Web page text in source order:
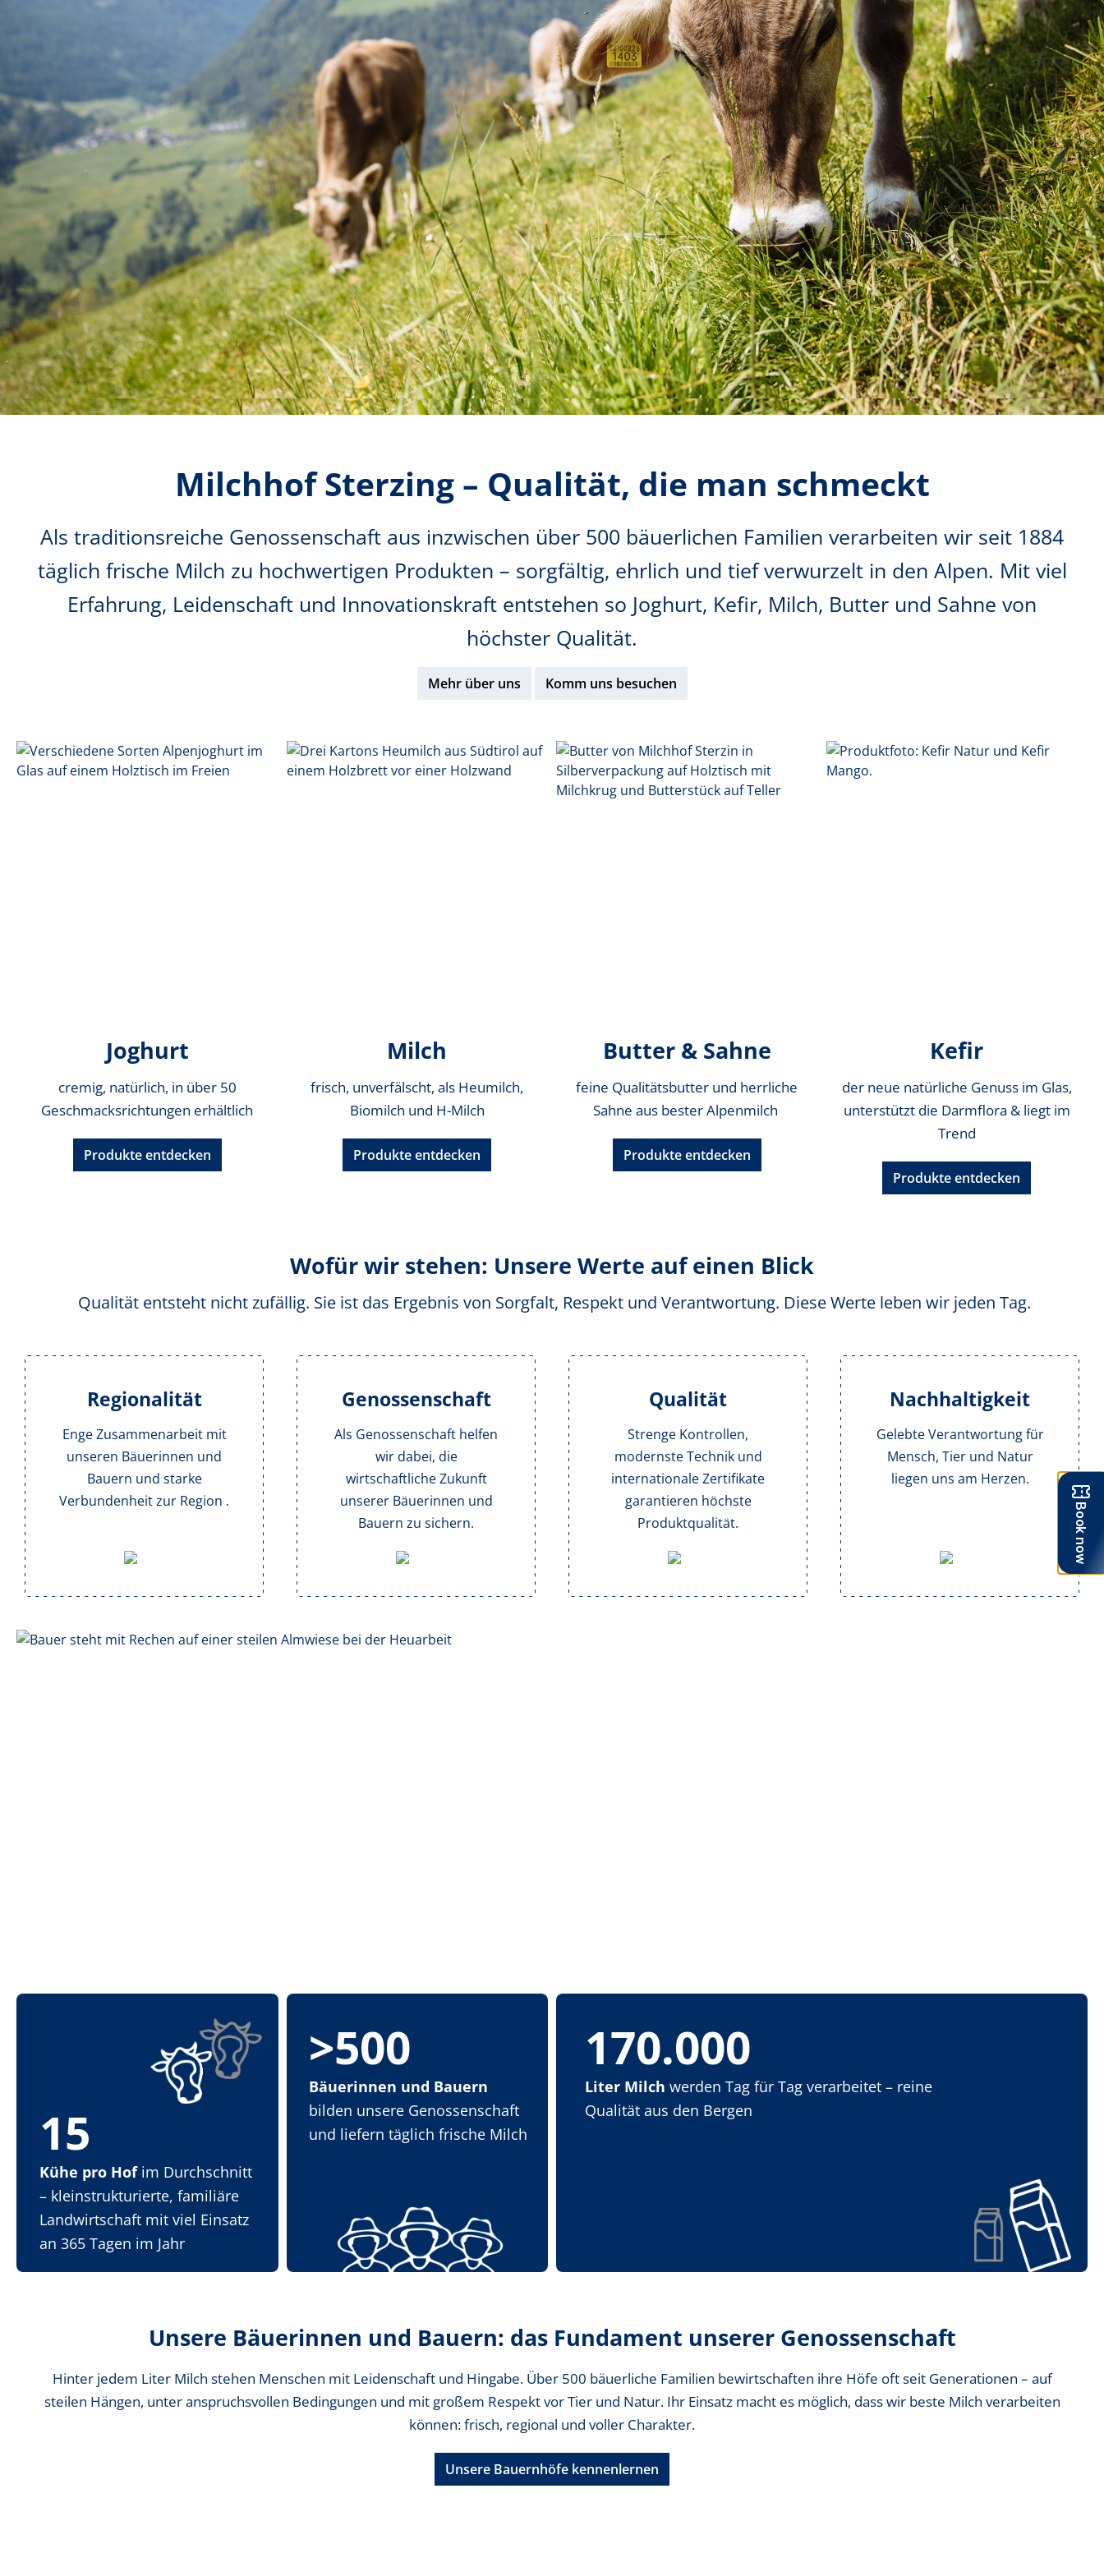
Milchhof Sterzing – Qualität, die man schmeckt
Als traditionsreiche Genossenschaft aus inzwischen über 500 bäuerlichen Familien verarbeiten wir seit 1884
täglich frische Milch zu hochwertigen Produkten – sorgfältig, ehrlich und tief verwurzelt in den Alpen. Mit viel
Erfahrung, Leidenschaft und Innovationskraft entstehen so Joghurt, Kefir, Milch, Butter und Sahne von
höchster Qualität.
Mehr über uns Komm uns besuchen
Joghurt
cremig, natürlich, in über 50
Geschmacksrichtungen erhältlich
Produkte entdecken
Milch
frisch, unverfälscht, als Heumilch,
Biomilch und H-Milch
Produkte entdecken
Butter & Sahne
feine Qualitätsbutter und herrliche
Sahne aus bester Alpenmilch
Produkte entdecken
Kefir
der neue natürliche Genuss im Glas,
unterstützt die Darmflora & liegt im
Trend
Produkte entdecken
Wofür wir stehen: Unsere Werte auf einen Blick
Qualität entsteht nicht zufällig. Sie ist das Ergebnis von Sorgfalt, Respekt und Verantwortung. Diese Werte leben wir jeden Tag.
Regionalität
Enge Zusammenarbeit mit
unseren Bäuerinnen und
Bauern und starke
Verbundenheit zur Region .
Genossenschaft
Als Genossenschaft helfen
wir dabei, die
wirtschaftliche Zukunft
unserer Bäuerinnen und
Bauern zu sichern.
Qualität
Strenge Kontrollen,
modernste Technik und
internationale Zertifikate
garantieren höchste
Produktqualität.
Nachhaltigkeit
Gelebte Verantwortung für
Mensch, Tier und Natur
liegen uns am Herzen.
15
Kühe pro Hofim Durchschnitt
– kleinstrukturierte, familiäre
Landwirtschaft mit viel Einsatz
an 365 Tagen im Jahr
>500
Bäuerinnen und Bauern
bilden unsere Genossenschaft
und liefern täglich frische Milch
170.000
Liter Milch werden Tag für Tag verarbeitet – reine
Qualität aus den Bergen
Unsere Bäuerinnen und Bauern: das Fundament unserer Genossenschaft
Hinter jedem Liter Milch stehen Menschen mit Leidenschaft und Hingabe. Über 500 bäuerliche Familien bewirtschaften ihre Höfe oft seit Generationen – auf
steilen Hängen, unter anspruchsvollen Bedingungen und mit großem Respekt vor Tier und Natur. Ihr Einsatz macht es möglich, dass wir beste Milch verarbeiten
können: frisch, regional und voller Charakter.
Unsere Bauernhöfe kennenlernen